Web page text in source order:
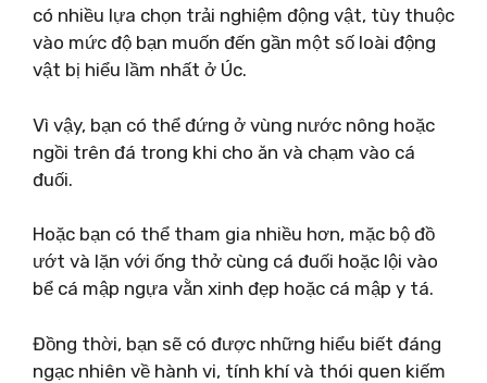
có nhiều lựa chọn trải nghiệm động vật, tùy thuộc
vào mức độ bạn muốn đến gần một số loài động
vật bị hiểu lầm nhất ở Úc.
Vì vậy, bạn có thể đứng ở vùng nước nông hoặc
ngồi trên đá trong khi cho ăn và chạm vào cá
đuối.
Hoặc bạn có thể tham gia nhiều hơn, mặc bộ đồ
ướt và lặn với ống thở cùng cá đuối hoặc lội vào
bể cá mập ngựa vằn xinh đẹp hoặc cá mập y tá.
Đồng thời, bạn sẽ có được những hiểu biết đáng
ngạc nhiên về hành vi, tính khí và thói quen kiếm